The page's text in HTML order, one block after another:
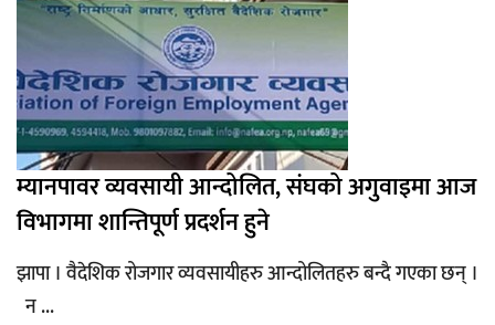
म्यानपावर व्यवसायी आन्दोलित, संघको अगुवाइमा आज
विभागमा शान्तिपूर्ण प्रदर्शन हुने
झापा । वैदेशिक रोजगार व्यवसायीहरु आन्दोलितहरु बन्दै गएका छन् ।
न ...